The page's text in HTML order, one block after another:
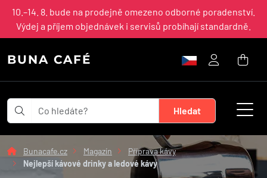
10.–14. 8. bude na prodejně omezeno odborné poradenství.
Výdej a příjem objednávek i servisů probíhají standardně.
BUNA CAFÉ
Bunacafe.cz Magazín
Příprava kávy
Nejlepší kávové drinky a ledové kávy